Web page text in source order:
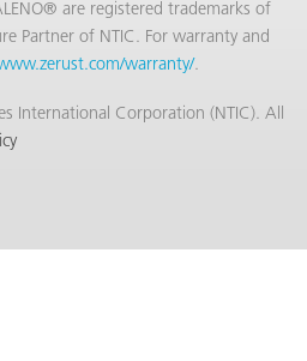
are registered trademarks of
Partner of NTIC. For warranty and
warranty/.
International Corporation (NTIC). All